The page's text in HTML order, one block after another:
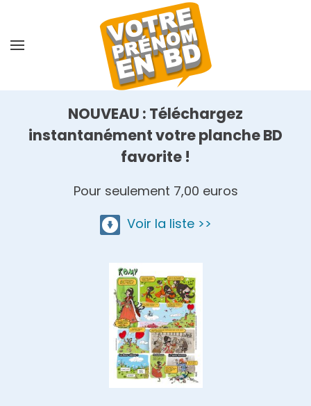
NOUVEAU : Téléchargez
instantanément votre planche BD
favorite !
Pour seulement 7,00 euros
Voir la liste >>